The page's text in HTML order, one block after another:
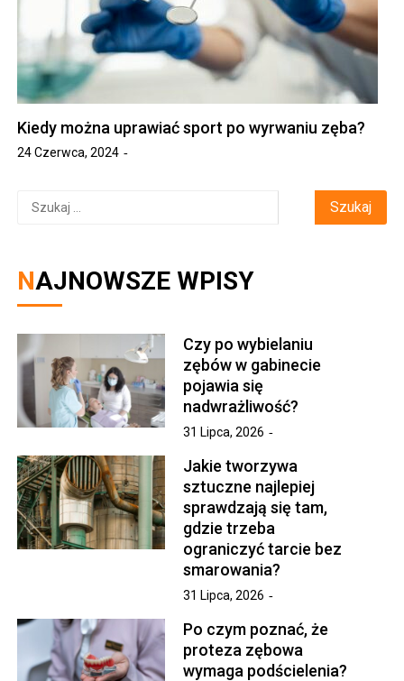
Kiedy można uprawiać sport po wyrwaniu zęba?
24 Czerwca, 2024
Szukaj:
NAJNOWSZE WPISY
Czy po wybielaniu
zębów w gabinecie
pojawia się
nadwrażliwość?
31 Lipca, 2026
Jakie tworzywa
sztuczne najlepiej
sprawdzają się tam,
gdzie trzeba
ograniczyć tarcie bez
smarowania?
31 Lipca, 2026
Po czym poznać, że
proteza zębowa
wymaga podścielenia?